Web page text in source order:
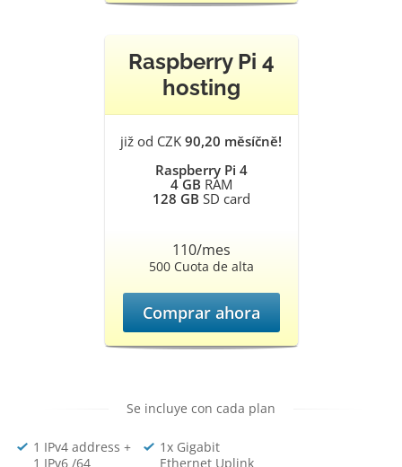
Raspberry Pi 4
hosting
již od CZK 90,20 měsíčně!
Raspberry Pi 4
4 GB RAM
128 GB SD card
110/mes
500 Cuota de alta
Comprar ahora
Se incluye con cada plan
1 IPv4 address +
1 IPv6 /64
1x Gigabit
Ethernet Uplink